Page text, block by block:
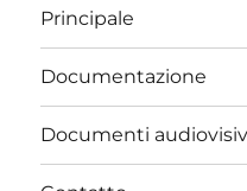
Principale
Documentazione
Documenti